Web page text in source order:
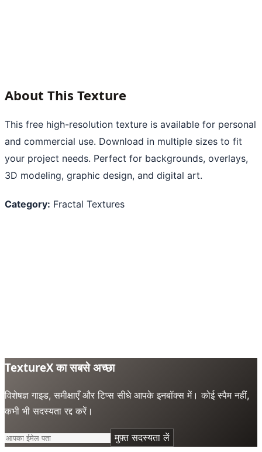
About This Texture
This free high-resolution texture is available for personal
and commercial use. Download in multiple sizes to fit
your project needs. Perfect for backgrounds, overlays,
3D modeling, graphic design, and digital art.
Category: Fractal Textures
TextureX का सबसे अच्छा
विशेषज्ञ गाइड, समीक्षाएँ और टिप्स सीधे आपके इनबॉक्स में। कोई स्पैम नहीं,
कभी भी सदस्यता रद्द करें।
मुफ़्त सदस्यता लें